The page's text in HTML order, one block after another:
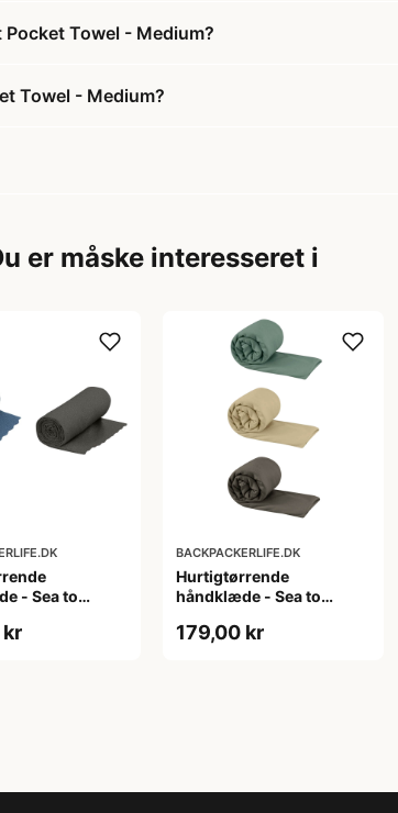
Towel - Medium?
Towel - Medium?
er måske interesseret i
- Sea to
kr
BACKPACKERLIFE.DK
Hurtigtørrende
håndklæde - Sea to
Large
179,00 kr